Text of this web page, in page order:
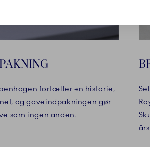
fortæller en historie,
og gaveindpakningen gør
som ingen anden.